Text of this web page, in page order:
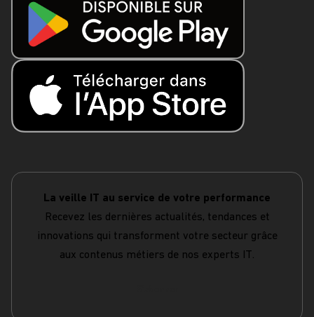
La veille IT au service de votre performance
Recevez les dernières actualités, tendances et
innovations qui transforment votre secteur grâce
aux contenus métiers de nos experts IT.